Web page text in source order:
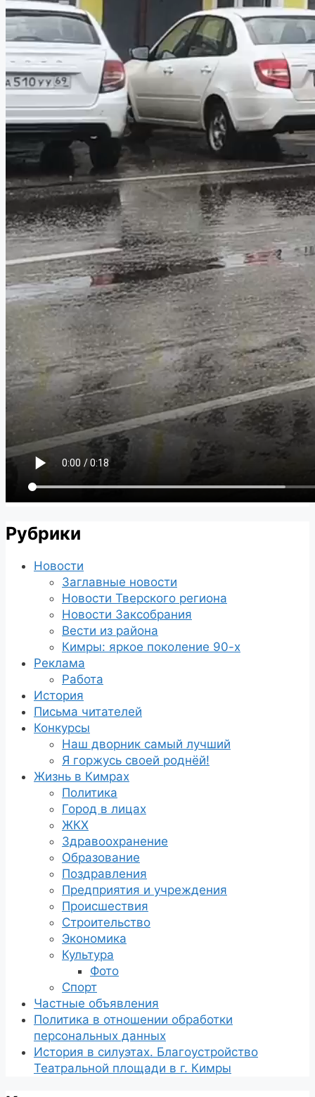
Рубрики
Новости
Заглавные новости
Новости Тверского региона
Новости Заксобрания
Вести из района
Кимры: яркое поколение 90-х
Реклама
Работа
История
Письма читателей
Конкурсы
Наш дворник самый лучший
Я горжусь своей роднёй!
Жизнь в Кимрах
Политика
Город в лицах
ЖКХ
Здравоохранение
Образование
Поздравления
Предприятия и учреждения
Происшествия
Строительство
Экономика
Культура
Фото
Спорт
Частные объявления
Политика в отношении обработки
персональных данных
История в силуэтах. Благоустройство
Театральной площади в г. Кимры